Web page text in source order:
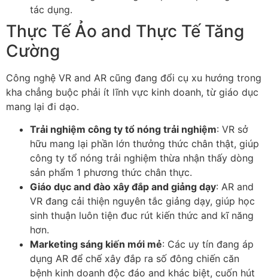
tác dụng.
Thực Tế Ảo and Thực Tế Tăng
Cường
Công nghệ VR and AR cũng đang đổi cụ xu hướng trong
kha chẳng buộc phải ít lĩnh vực kinh doanh, từ giáo dục
mang lại đi dạo.
Trải nghiệm công ty tổ nóng trải nghiệm: VR sở
hữu mang lại phần lớn thưởng thức chân thật, giúp
công ty tổ nóng trải nghiệm thừa nhận thấy dòng
sản phẩm 1 phương thức chân thực.
Giáo dục and đào xây đắp and giảng dạy: AR and
VR đang cải thiện nguyên tắc giảng dạy, giúp học
sinh thuận luôn tiện đuc rút kiến thức and kĩ năng
hơn.
Marketing sáng kiến mới mẻ: Các uy tín đang áp
dụng AR để chế xây đắp ra số đông chiến căn
bệnh kinh doanh độc đáo and khác biệt, cuốn hút